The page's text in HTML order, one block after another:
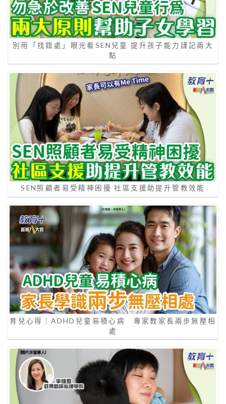
別用「找錯處」眼光看SEN兒童 提升孩子能力謹記兩大
點
SEN照顧者易受精神困擾 社區支援助提升管教效能
育兒心得｜ADHD兒童易積心病 專家教家長兩步無壓相
處